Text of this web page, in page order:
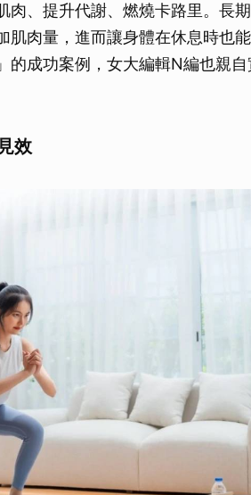
肉、提升代謝、燃燒卡路里。長
肌肉量，進而讓身體在休息時也
的成功案例，女大編輯N編也親
效